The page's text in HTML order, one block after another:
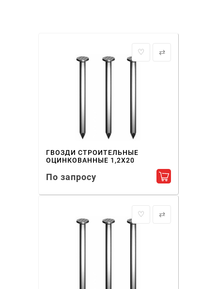
♡ ⇄
ГВОЗДИ СТРОИТЕЛЬНЫЕ
ОЦИНКОВАННЫЕ 1,2X20
По запросу Добавить в
♡ ⇄